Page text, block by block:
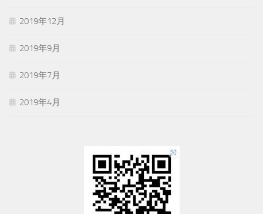
2019年12月
2019年9月
2019年7月
2019年4月